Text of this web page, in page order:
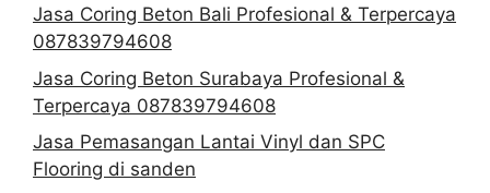
Jasa Coring Beton Bali Profesional & Terpercaya
087839794608
Jasa Coring Beton Surabaya Profesional &
Terpercaya 087839794608
Jasa Pemasangan Lantai Vinyl dan SPC
Flooring di sanden